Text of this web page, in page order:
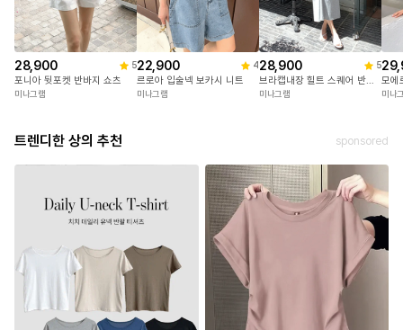
28,900 5
포니아 뒷포켓 반바지 쇼츠
미나그램
22,900 4
르로아 입술넥 보카시 니트
미나그램
28,900 5
브라캡내장 힐트 스퀘어 반팔캡원피스
미나그램 미나
트렌디한 상의 추천 sponsored